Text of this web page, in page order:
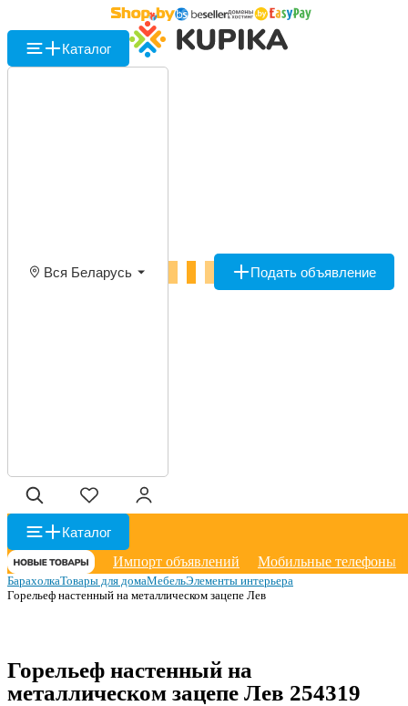
Каталог
Вся Беларусь Подать объявление
Каталог
Импорт объявлений
Мобильные телефоны
БарахолкаТовары для домаМебельЭлементы интерьера
Горельеф настенный на металлическом зацепе Лев
Горельеф настенный на
металлическом зацепе Лев 254319